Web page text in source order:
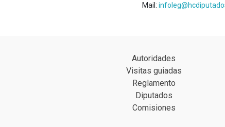
Mail:
Autoridades
Visitas guiadas
Reglamento
Diputados
Comisiones